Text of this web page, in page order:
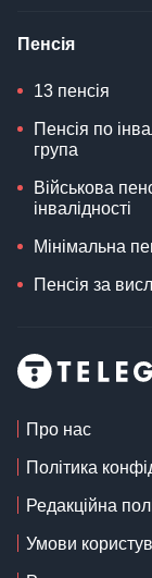
Пенсія
13 пенсія
Пенсія по
група
Військова
інвалідності
Мінімальна
Пенсія за
Про нас
Політика
Редакційна
Умови